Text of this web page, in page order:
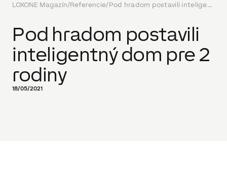
LOXONE Magazín/Referencie/ Pod hradom postavili inteligentný dom pre 2 rodiny
Pod hradom postavili
inteligentný dom pre 2
rodiny
18/05/2021